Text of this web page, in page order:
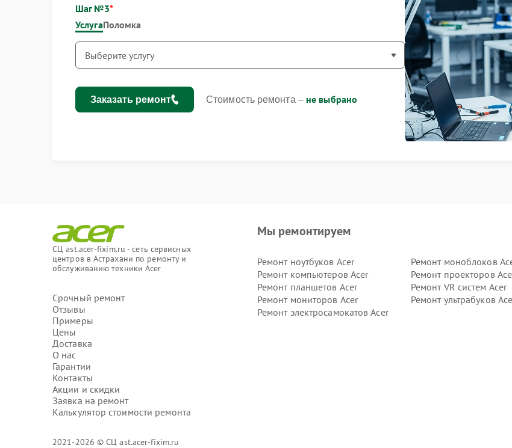
Шаг №3
УслугаПоломка
Заказать ремонт Стоимость ремонта – не выбрано
СЦ ast.acer-fixim.ru - сеть сервисных
центров в Астрахани по ремонту и
обслуживанию техники Acer
Срочный ремонт
Отзывы
Примеры
Цены
Доставка
О нас
Гарантии
Контакты
Акции и скидки
Заявка на ремонт
Калькулятор стоимости ремонта
2021-2026 © СЦ ast.acer-fixim.ru
Мы ремонтируем
Ремонт ноутбуков Acer
Ремонт моноблоков
Ремонт компьютеров Acer
Ремонт проекторов
Ремонт планшетов Acer
Ремонт VR систем Acer
Ремонт мониторов Acer
Ремонт ультрабуков
Ремонт электросамокатов Acer